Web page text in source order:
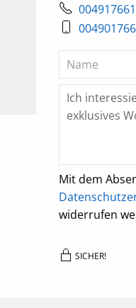
Mit dem
widerrufen
SICHER!